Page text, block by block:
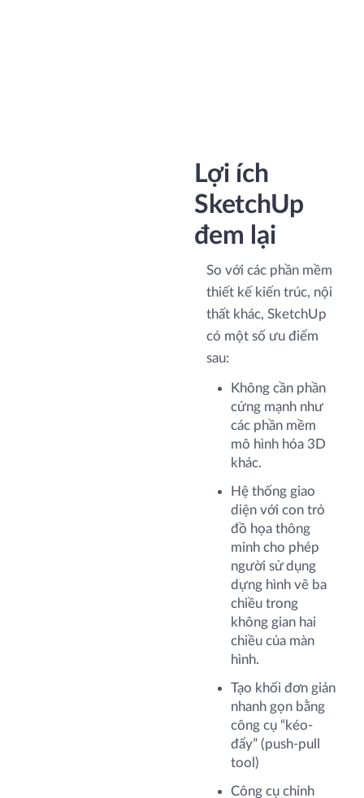
Lợi ích
SketchUp
đem lại
So với các phần mềm
thiết kế kiến trúc, nội
thất khác, SketchUp
có một số ưu điểm
sau:
Không cần phần
cứng mạnh như
các phần mềm
mô hình hóa 3D
khác.
Hệ thống giao
diện với con trỏ
đồ họa thông
minh cho phép
người sử dụng
dựng hình vẽ ba
chiều trong
không gian hai
chiều của màn
hình.
Tạo khối đơn giản
nhanh gọn bằng
công cụ “kéo-
đẩy” (push-pull
tool)
Công cụ chỉnh